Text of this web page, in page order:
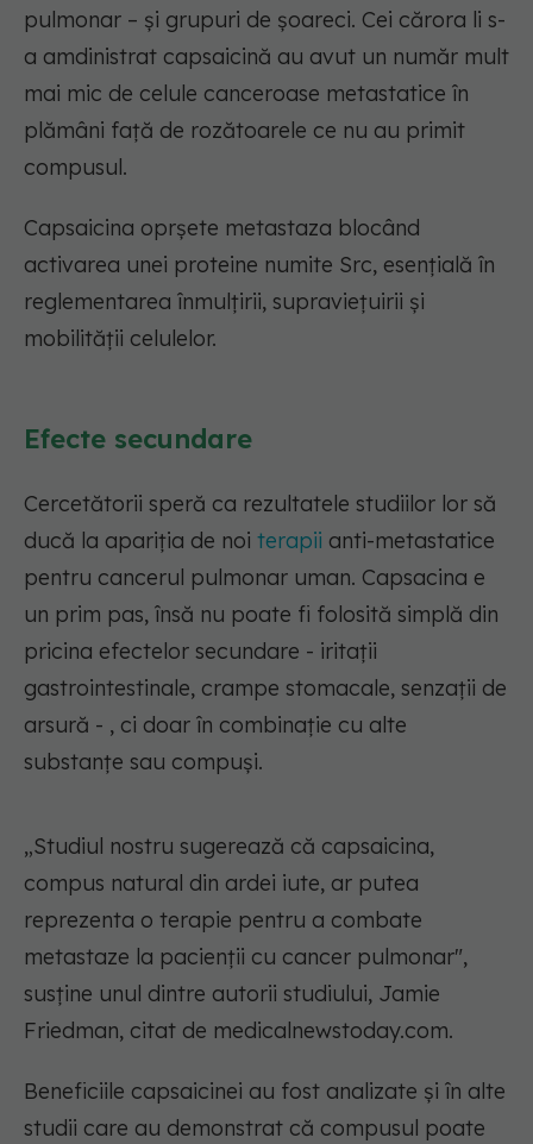
pulmonar – și grupuri de șoareci. Cei cărora li s-
a amdinistrat capsaicină au avut un număr mult
mai mic de celule canceroase metastatice în
plămâni față de rozătoarele ce nu au primit
compusul.
Capsaicina oprșete metastaza blocând
activarea unei proteine numite Src, esențială în
reglementarea înmulțirii, supraviețuirii și
mobilității celulelor.
Efecte secundare
Cercetătorii speră ca rezultatele studiilor lor să
ducă la apariția de noi terapii anti-metastatice
pentru cancerul pulmonar uman. Capsacina e
un prim pas, însă nu poate fi folosită simplă din
pricina efectelor secundare - iritații
gastrointestinale, crampe stomacale, senzații de
arsură - , ci doar în combinație cu alte
substanțe sau compuși.
„Studiul nostru sugerează că capsaicina,
compus natural din ardei iute, ar putea
reprezenta o terapie pentru a combate
metastaze la pacienții cu cancer pulmonar",
susține unul dintre autorii studiului, Jamie
Friedman, citat de medicalnewstoday.com.
Beneficiile capsaicinei au fost analizate și în alte
studii care au demonstrat că compusul poate